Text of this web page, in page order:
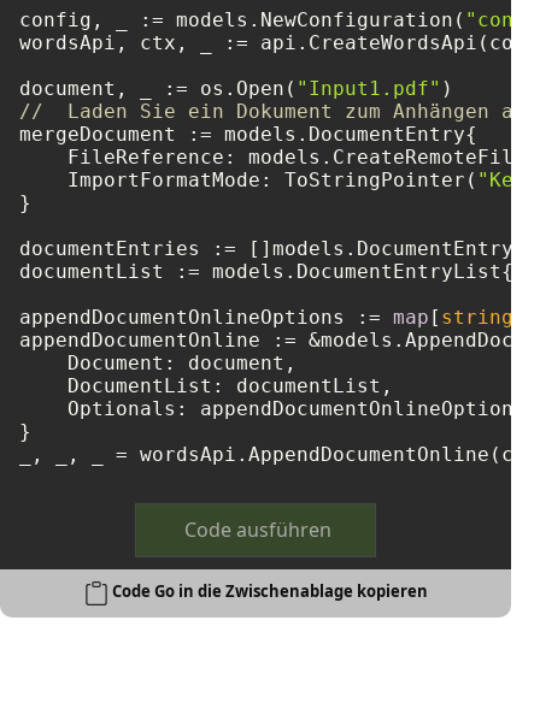
config, _ := models.NewConfiguration(
wordsApi, ctx, _ :=
document, _ := os.Open( "Input1.pdf"
//  Laden Sie ein Dokument zum Anhängen
mergeDocument := models.DocumentEntry{
FileReference:
    ImportFormatMode: ToStringPointer(
}
documentEntries := []models.DocumentEntry{
documentList := models.DocumentEntryList{
appendDocumentOnlineOptions := map [ string
appendDocumentOnline :=
    Document: document,
    DocumentList: documentList,
    Optionals: appendDocumentOnlineOptions,
}
Code ausführen
Code Go in die Zwischenablage kopieren